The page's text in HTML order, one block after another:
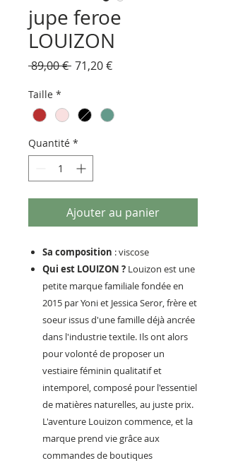
jupe feroe
LOUIZON
89,00 € Prix
71,20 €Prix
Taille *
Quantité *
Ajouter au panier
Sa composition : viscose
Qui est LOUIZON ? Louizon est une
petite marque familiale fondée en
2015 par Yoni et Jessica Seror, frère et
soeur issus d'une famille déjà ancrée
dans l'industrie textile. Ils ont alors
pour volonté de proposer un
vestiaire féminin qualitatif et
intemporel, composé pour l'essentiel
de matières naturelles, au juste prix.
L'aventure Louizon commence, et la
marque prend vie grâce aux
commandes de boutiques